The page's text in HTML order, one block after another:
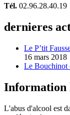
Tél. 02.96.28.40.19
dernieres
Le P’tit
16 mars 2018
Le Bouchinot
Information
L'abus d'alcool est